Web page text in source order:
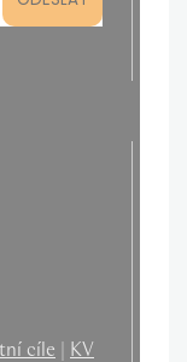
cíle | KV